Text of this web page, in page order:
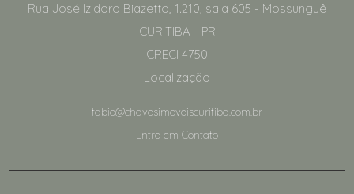
Rua José Izidoro Biazetto, 1.210, sala 605 - Mossunguê
CURITIBA - PR
CRECI 4750
Localização
fabio@chavesimoveiscuritiba.com.br
Entre em Contato